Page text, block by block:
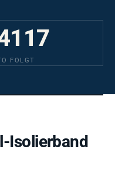
FOLGT
Isolierband